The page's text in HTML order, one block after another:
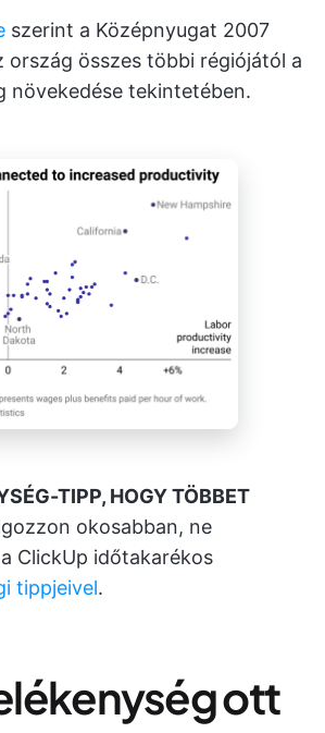
szerint a Középnyugat 2007
ország összes többi régiójától a
növekedése tekintetében.
TIPP, HOGY TÖBBET
okosabban, ne
ClickUp időtakarékos
tippjeivel.
ott